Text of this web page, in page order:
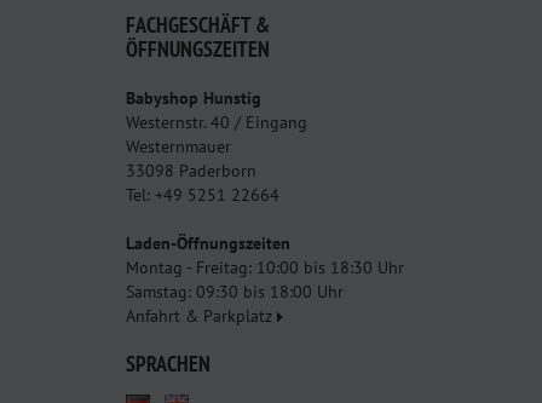
FACHGESCHÄFT &
ÖFFNUNGSZEITEN
Babyshop Hunstig
Westernstr. 40 / Eingang
Westernmauer
33098 Paderborn
Tel: +49 5251 22664
Laden-Öffnungszeiten
Montag - Freitag: 10:00 bis 18:30 Uhr
Samstag: 09:30 bis 18:00 Uhr
Anfahrt & Parkplatz
SPRACHEN